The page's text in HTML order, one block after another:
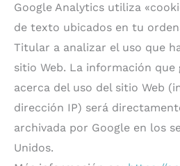
Google Analytics utiliza
de texto ubicados en tu
Titular a analizar el uso que
sitio Web. La información que
acerca del uso del sitio Web
dirección IP) será
archivada por Google en los
Unidos.